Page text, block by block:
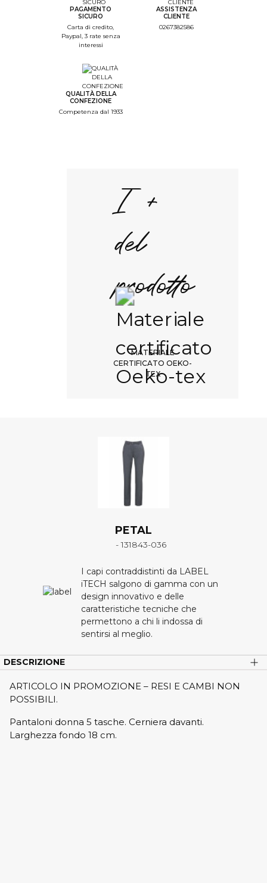
PAGAMENTO
SICURO
Carta di credito,
Paypal, 3 rate senza
interessi
ASSISTENZA
CLIENTE
0267382586
QUALITÀ DELLA
CONFEZIONE
Competenza dal 1933
I +
del
prodotto
MATERIALE
CERTIFICATO OEKO-
TEX
PETAL
- 131843-036
I capi contraddistinti da LABEL
iTECH salgono di gamma con un
design innovativo e delle
caratteristiche tecniche che
permettono a chi li indossa di
sentirsi al meglio.
DESCRIZIONE
ARTICOLO IN PROMOZIONE – RESI E CAMBI NON
POSSIBILI.
Pantaloni donna 5 tasche. Cerniera davanti.
Larghezza fondo 18 cm.